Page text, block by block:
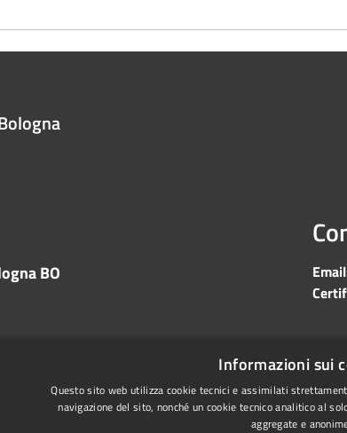
BO
Sitemap
Statistics
Anti-money laundering
Informazioni sui
Questo sito web utilizza cookie tecnici e assimilati
navigazione del sito, nonché un cookie tecnico analitico al
aggregate e